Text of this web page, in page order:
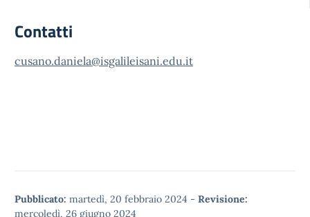
Contatti
cusano.daniela@isgalileisani.edu.it
Pubblicato: martedì, 20 febbraio 2024 - Revisione:
mercoledì, 26 giugno 2024